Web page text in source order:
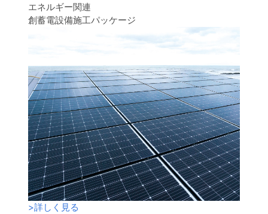
エネルギー関連
創蓄電設備施工パッケージ
>詳しく見る